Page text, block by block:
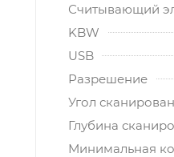
Считывающий
KBW
USB
Разрешение
Угол
Глубина
Минимальная